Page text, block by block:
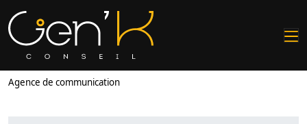
Agence de communication